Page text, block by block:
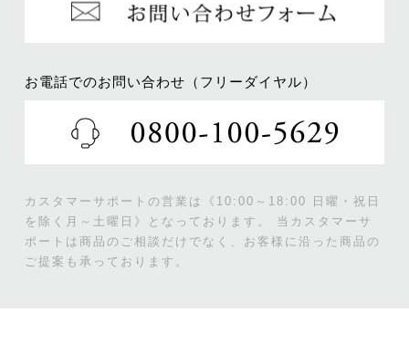
お電話でのお問い合わせ（フリーダイヤル）
カスタマーサポートの営業は《10:00～18:00 日曜・祝日
を除く月～土曜日》となっております。
当カスタマーサ
ポートは商品のご相談だけでなく、お客様に沿った商品の
ご提案も承っております。